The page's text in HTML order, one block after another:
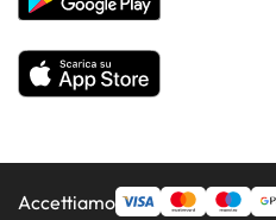
Tutti gli hotel
Accettiamo